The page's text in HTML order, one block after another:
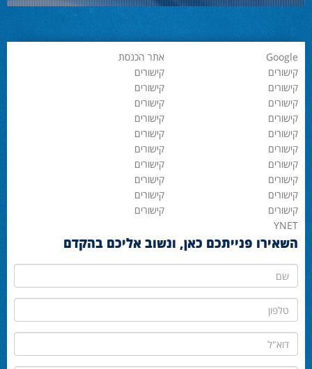
Google אתר הכנסת
YNET
קישורים קישורים
קישורים קישורים
קישורים קישורים
קישורים קישורים
קישורים קישורים
קישורים קישורים
קישורים קישורים
קישורים קישורים
קישורים קישורים
קישורים קישורים
השאירו פנייתכם כאן, ונשוב אליכם בהקדם
שם
טלפון
דוא"ל